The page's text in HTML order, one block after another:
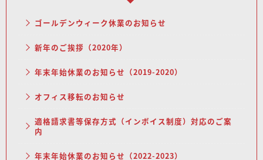
ゴールデンウィーク休業のお知らせ
新年のご挨拶（2020年）
年末年始休業のお知らせ（2019-2020）
オフィス移転のお知らせ
適格請求書等保存方式（インボイス制度）対応のご案
内
年末年始休業のお知らせ（2022-2023）